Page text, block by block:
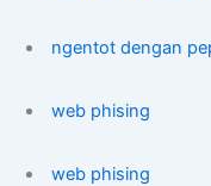
ngentot dengan
web phising
web phising